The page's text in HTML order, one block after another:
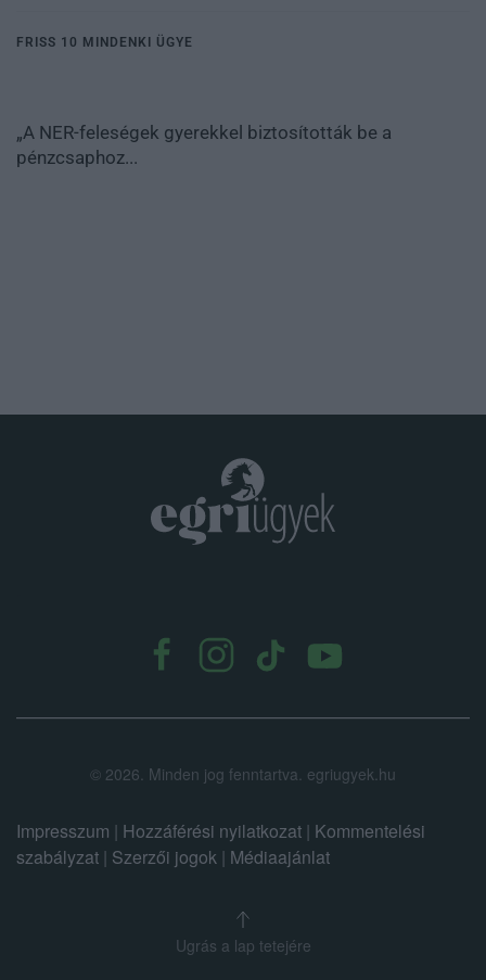
FRISS 10 MINDENKI ÜGYE
„A NER-feleségek gyerekkel biztosították be a
pénzcsaphoz...
© 2026. Minden jog fenntartva. egriugyek.hu
Impresszum | Hozzáférési nyilatkozat | Kommentelési
szabályzat | Szerzői jogok | Médiaajánlat
Ugrás a lap tetejére